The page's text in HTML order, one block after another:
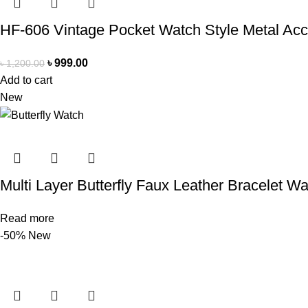
HF-606 Vintage Pocket Watch Style Metal
৳1,200.00 ৳999.00
Add to cart
New
Multi Layer Butterfly Faux Leather Bracelet
Read more
-50% New